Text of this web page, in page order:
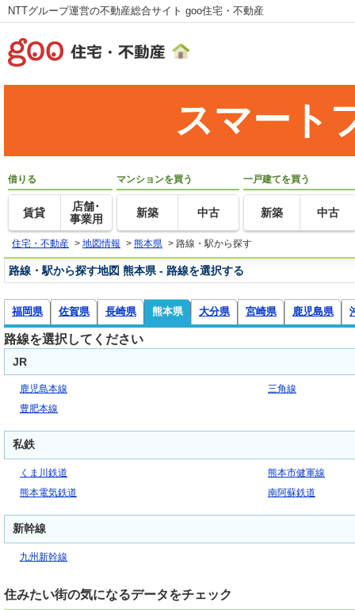
NTTグループ運営の不動産総合サイト goo住宅・不動産
スマート
借りる
賃貸
店舗･
事業用
マンションを買う
新築 中古
一戸建てを買う
新築 中古
住宅・不動産 > 地図情報 > 熊本県 > 路線・駅から探す
路線・駅から探す地図 熊本県 - 路線を選択する
福岡県 佐賀県 長崎県 熊本県 大分県 宮崎県 鹿児島県
路線を選択してください
JR
鹿児島本線
三角線
豊肥本線
私鉄
くま川鉄道
熊本市健軍線
熊本電気鉄道
南阿蘇鉄道
新幹線
九州新幹線
住みたい街の気になるデータをチェック